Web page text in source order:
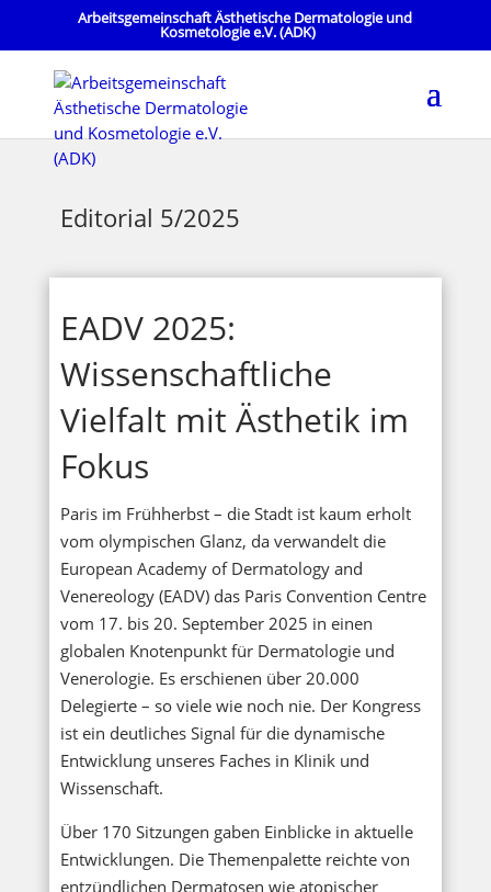
Arbeitsgemeinschaft Ästhetische Dermatologie und
Kosmetologie e.V. (ADK)
Editorial 5/2025
EADV 2025:
Wissenschaftliche
Vielfalt mit Ästhetik im
Fokus
Paris im Frühherbst – die Stadt ist kaum erholt
vom olympischen Glanz, da verwandelt die
European Academy of Dermatology and
Venereology (EADV) das Paris Convention Centre
vom 17. bis 20. September 2025 in einen
globalen Knotenpunkt für Dermatologie und
Venerologie. Es erschienen über 20.000
Delegierte – so viele wie noch nie. Der Kongress
ist ein deutliches Signal für die dynamische
Entwicklung unseres Faches in Klinik und
Wissenschaft.
Über 170 Sitzungen gaben Einblicke in aktuelle
Entwicklungen. Die Themenpalette reichte von
entzündlichen Dermatosen wie atopischer